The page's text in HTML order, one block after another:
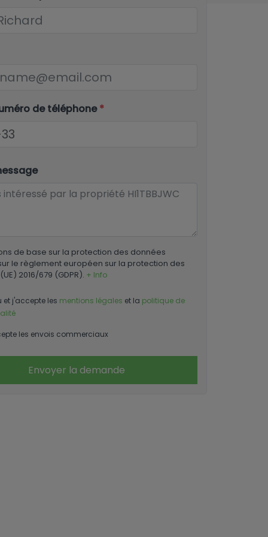
de téléphone*
de base sur la protection des données
le règlement européen sur la protection des
2016/679 (GDPR). + Info
et j'accepte les mentions légales et la politique de
les envois commerciaux
Envoyer la demande